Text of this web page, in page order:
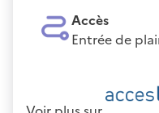
Accès
Entrée de